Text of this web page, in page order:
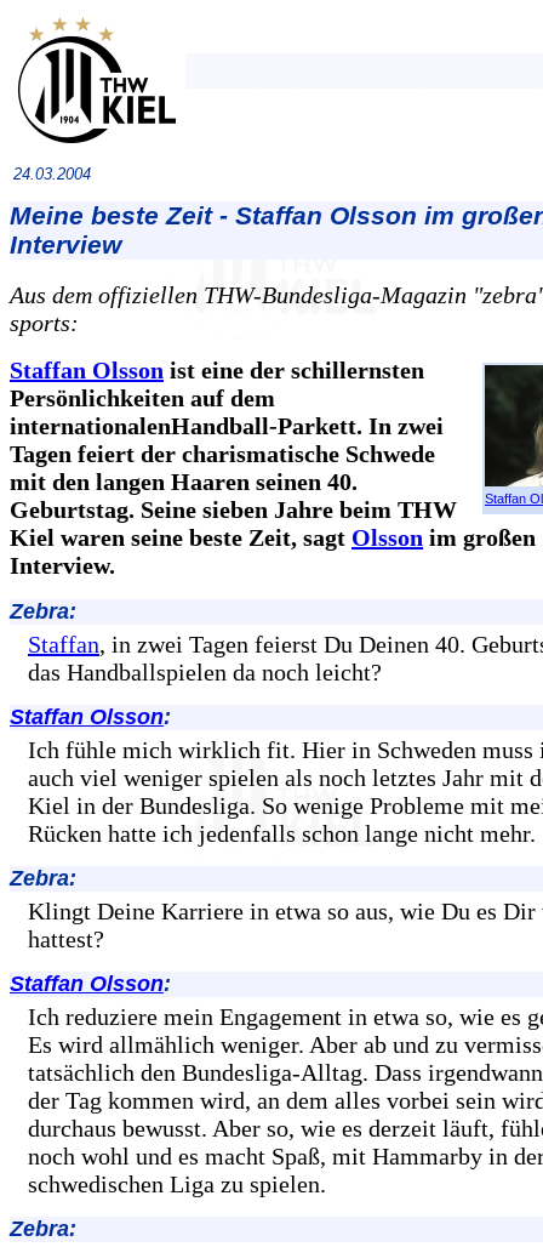
24.03.2004
Meine beste Zeit - Staffan Olsson im
Interview
Aus dem offiziellen THW-Bundesliga-Magazin
sports:
Staffan
Staffan Olsson ist eine der schillernsten
Persönlichkeiten auf dem
internationalenHandball-Parkett. In zwei
Tagen feiert der charismatische Schwede
mit den langen Haaren seinen 40.
Geburtstag. Seine sieben Jahre beim THW
Kiel waren seine beste Zeit, sagt Olsson im großen
Interview.
Zebra:
Staffan, in zwei Tagen feierst Du Deinen 40.
das Handballspielen da noch leicht?
Staffan Olsson:
Ich fühle mich wirklich fit. Hier in Schweden muss
auch viel weniger spielen als noch letztes Jahr mit
Kiel in der Bundesliga. So wenige Probleme mit
Rücken hatte ich jedenfalls schon lange nicht mehr.
Zebra:
Klingt Deine Karriere in etwa so aus, wie Du es
hattest?
Staffan Olsson:
Ich reduziere mein Engagement in etwa so, wie es
Es wird allmählich weniger. Aber ab und zu
tatsächlich den Bundesliga-Alltag. Dass
der Tag kommen wird, an dem alles vorbei sein
durchaus bewusst. Aber so, wie es derzeit läuft,
noch wohl und es macht Spaß, mit Hammarby in
schwedischen Liga zu spielen.
Zebra: